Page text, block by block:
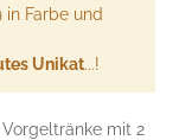
Farbe und
Unikat...!
mit 2